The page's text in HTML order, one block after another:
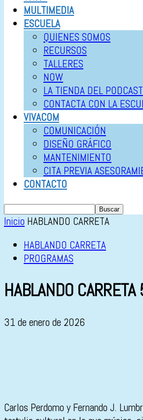
MULTIMEDIA
ESCUELA
QUIENES SOMOS
RECURSOS
TALLERES
NOW
LA TIENDA DEL
CONTACTA CON LA
VIVACOM
COMUNICACIÓN
DISEÑO GRÁFICO
MANTENIMIENTO
CITA PREVIA
CONTACTO
Inicio HABLANDO CARRETA
HABLANDO CARRETA
PROGRAMAS
HABLANDO
31 de enero de 2026
Carlos Perdomo y Fernando J.